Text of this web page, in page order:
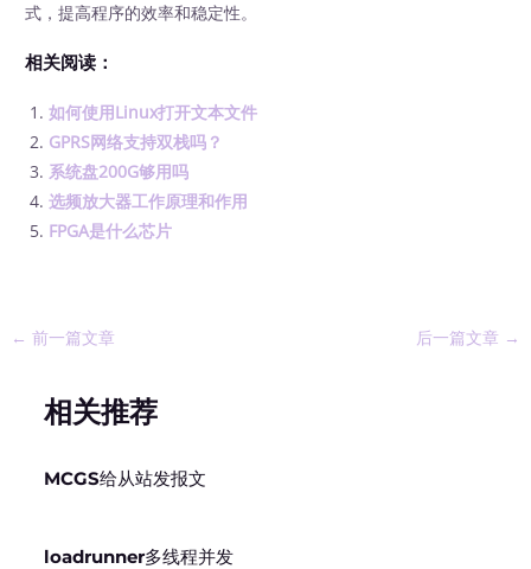
式，提高程序的效率和稳定性。
相关阅读：
如何使用Linux打开文本文件
GPRS网络支持双栈吗？
系统盘200G够用吗
选频放大器工作原理和作用
FPGA是什么芯片
← 前一篇文章 后一篇文章 →
相关推荐
MCGS给从站发报文
loadrunner多线程并发